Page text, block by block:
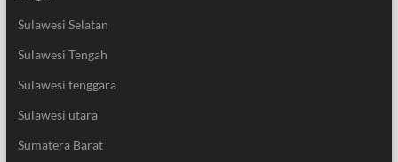
Sulawesi Selatan
Sulawesi Tengah
Sulawesi tenggara
Sulawesi utara
Sumatera Barat